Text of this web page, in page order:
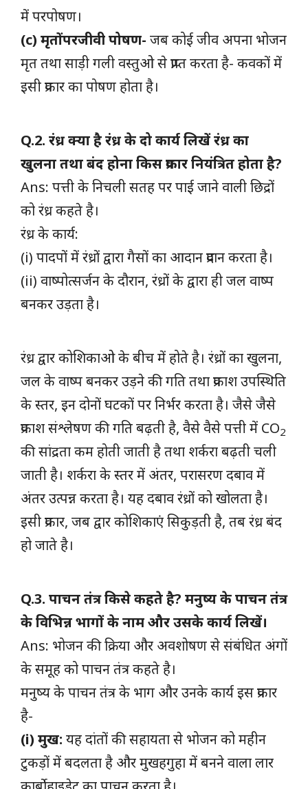
में परपोषण।
(c) मृतोंपरजीवी पोषण- जब कोई जीव अपना भोजन
मृत तथा साड़ी गली वस्तुओ से प्राप्त करता है- कवकों में
इसी प्रकार का पोषण होता है।
Q.2. रंध्र क्या है रंध्र के दो कार्य लिखें रंध्र का
खुलना तथा बंद होना किस प्रकार नियंत्रित होता है?
Ans: पत्ती के निचली सतह पर पाई जाने वाली छिद्रों
को रंध्र कहते है।
रंध्र के कार्य:
(i) पादपों में रंध्रों द्वारा गैसों का आदान प्रदान करता है।
(ii) वाष्पोत्सर्जन के दौरान, रंध्रों के द्वारा ही जल वाष्प
बनकर उड़ता है।
रंध्र द्वार कोशिकाओ के बीच में होते है। रंध्रों का खुलना,
जल के वाष्प बनकर उड़ने की गति तथा प्रकाश उपस्थिति
के स्तर, इन दोनों घटकों पर निर्भर करता है। जैसे जैसे
प्रकाश संश्लेषण की गति बढ़ती है, वैसे वैसे पत्ती में CO2
की सांद्रता कम होती जाती है तथा शर्करा बढ़ती चली
जाती है। शर्करा के स्तर में अंतर, परासरण दबाव में
अंतर उत्पन्न करता है। यह दबाव रंध्रों को खोलता है।
इसी प्रकार, जब द्वार कोशिकाएं सिकुड़ती है, तब रंध्र बंद
हो जाते है।
Q.3. पाचन तंत्र किसे कहते है? मनुष्य के पाचन तंत्र
के विभिन्न भागों के नाम और उसके कार्य लिखें।
Ans: भोजन की क्रिया और अवशोषण से संबंधित अंगों
के समूह को पाचन तंत्र कहते है।
मनुष्य के पाचन तंत्र के भाग और उनके कार्य इस प्रकार
है-
(i) मुख: यह दांतों की सहायता से भोजन को महीन
टुकड़ों में बदलता है और मुखहगुहा में बनने वाला लार